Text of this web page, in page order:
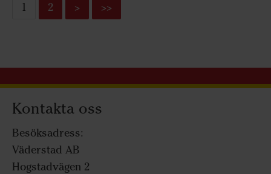
1 2 > >>
Kontakta oss
Besöksadress:
Väderstad AB
Hogstadvägen 2